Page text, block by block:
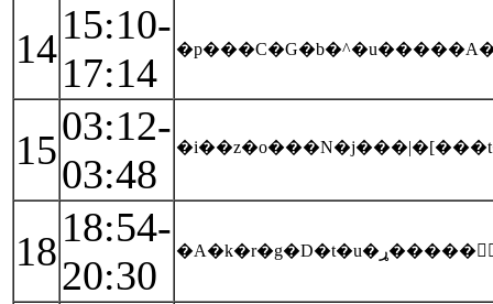
14
15:10-
17:14
15
03:12-
03:48
18
18:54-
20:30